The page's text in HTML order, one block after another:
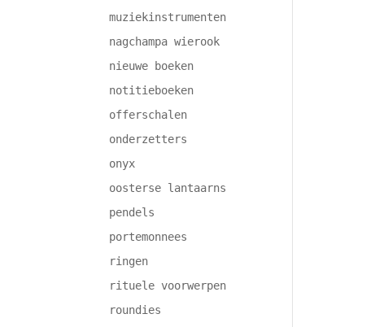
muziekinstrumenten
nagchampa wierook
nieuwe boeken
notitieboeken
offerschalen
onderzetters
onyx
oosterse lantaarns
pendels
portemonnees
ringen
rituele voorwerpen
roundies